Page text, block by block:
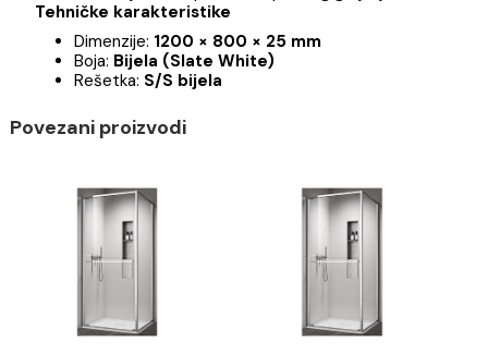
Površina koja se lako čisti i ne zadržava mrlje
Materijal od kog je izrađena COPEN tuš kadica
ima izuzetno nisku toplotnu provodljivost (0,05
Ne preuzima hladnoću iz okoline
Obezbeđuje veći komfor u svakodnevnoj
Idealna je i za kupatila bez podnog grejanja
Tehničke karakteristike
Dimenzije:
1200 × 800 × 25 mm
Rešetka: